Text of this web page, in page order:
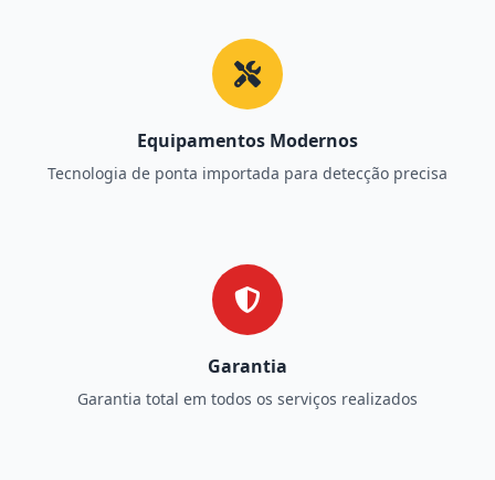
Equipamentos Modernos
Tecnologia de ponta importada para detecção precisa
Garantia
Garantia total em todos os serviços realizados